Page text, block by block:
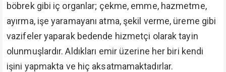
böbrek gibi iç organlar; çekme, emme, hazmetme,
ayırma, işe yaramayanı atma, şekil verme, üreme gibi
vazifeler yaparak bedende hizmetçi olarak tayin
olunmuşlardır. Aldıkları emir üzerine her biri kendi
işini yapmakta ve hiç aksatmamaktadırlar.